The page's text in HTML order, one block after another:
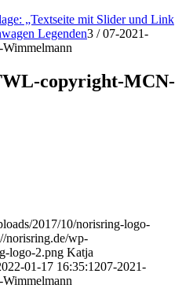
„Textseite mit Slider und Link
Legenden3 / 07-2021-
copyright-MCN-
2017/10/norisring-logo-
norisring.de/wp-
logo-2.png Katja
01-17 16:35:1207-2021-